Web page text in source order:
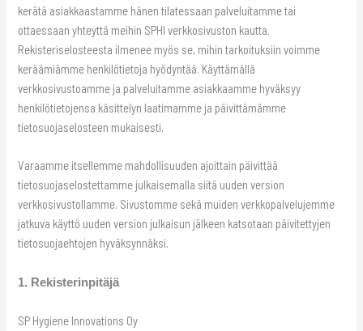
kerätä asiakkaastamme hänen tilatessaan palveluitamme tai
ottaessaan yhteyttä meihin SPHI verkkosivuston kautta.
Rekisteriselosteesta ilmenee myös se, mihin tarkoituksiin voimme
keräämiämme henkilötietoja hyödyntää. Käyttämällä
verkkosivustoamme ja palveluitamme asiakkaamme hyväksyy
henkilötietojensa käsittelyn laatimamme ja päivittämämme
tietosuojaselosteen mukaisesti.
Varaamme itsellemme mahdollisuuden ajoittain päivittää
tietosuojaselostettamme julkaisemalla siitä uuden version
verkkosivustollamme. Sivustomme sekä muiden verkkopalvelujemme
jatkuva käyttö uuden version julkaisun jälkeen katsotaan päivitettyjen
tietosuojaehtojen hyväksynnäksi.
1. Rekisterinpitäjä
SP Hygiene Innovations Oy